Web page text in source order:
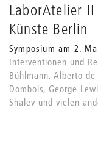
LaborAtelier
Künste Berlin
Symposium am 2.
Interventionen und
Bühlmann, Alberto
Dombois, George
Shalev und vielen